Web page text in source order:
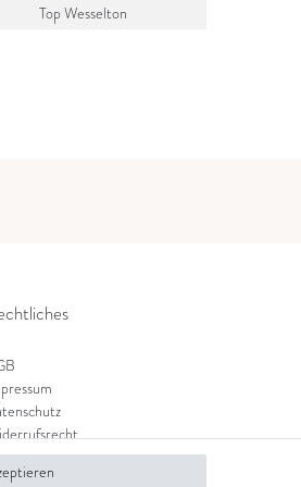
Top Wesselton
und Versand